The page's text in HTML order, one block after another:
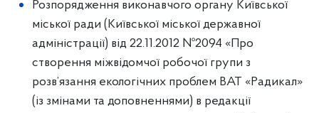
Розпорядження виконавчого органу Київської
міської ради (Київської міської державної
адміністрації) від 22.11.2012 №2094 «Про
створення міжвідомчої робочої групи з
розв’язання екологічних проблем ВАТ «Радикал»
(із змінами та доповненнями) в редакції